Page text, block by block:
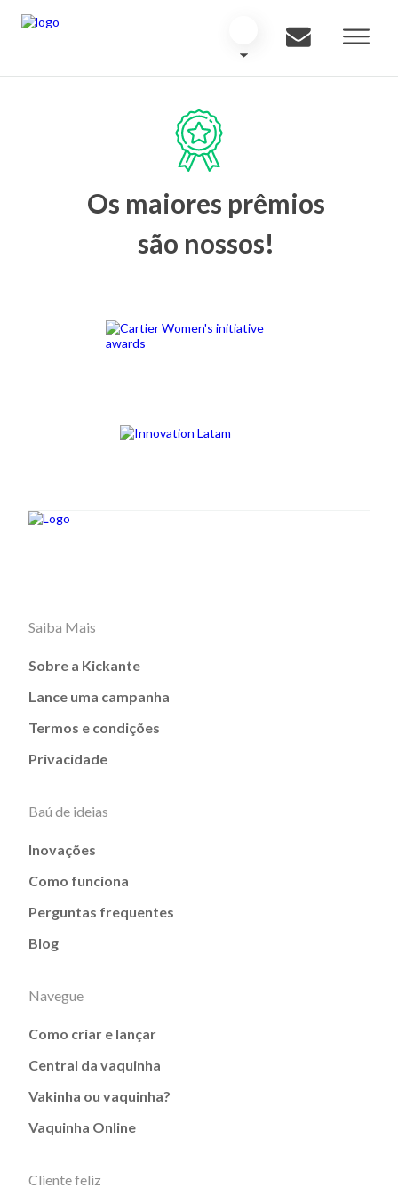
Os maiores prêmios
são nossos!
Saiba Mais
Sobre a Kickante
Lance uma campanha
Termos e condições
Privacidade
Baú de ideias
Inovações
Como funciona
Perguntas frequentes
Blog
Navegue
Como criar e lançar
Central da vaquinha
Vakinha ou vaquinha?
Vaquinha Online
Cliente feliz